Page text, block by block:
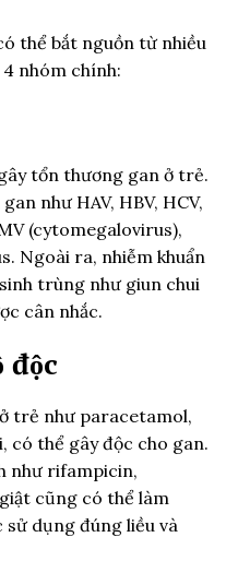
thể bắt nguồn từ nhiều
nhóm chính:
tổn thương gan ở trẻ.
như HAV, HBV, HCV,
(cytomegalovirus),
Ngoài ra, nhiễm khuẩn
trùng như giun chui
cân nhắc.
độc
trẻ như paracetamol,
có thể gây độc cho gan.
như rifampicin,
cũng có thể làm
dụng đúng liều và